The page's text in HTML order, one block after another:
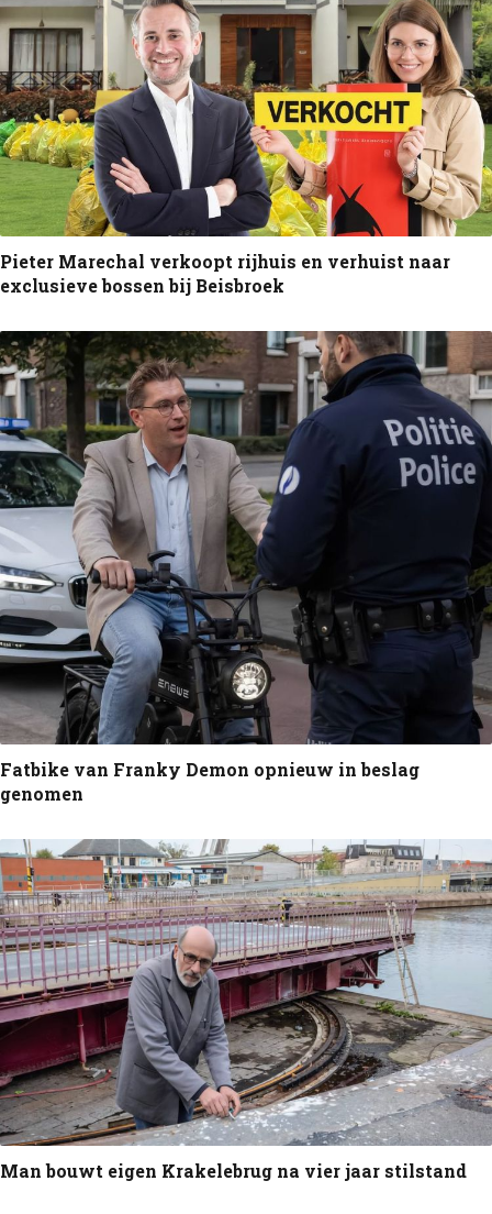
Pieter Marechal verkoopt rijhuis en verhuist naar
exclusieve bossen bij Beisbroek
Fatbike van Franky Demon opnieuw in beslag
genomen
Man bouwt eigen Krakelebrug na vier jaar stilstand